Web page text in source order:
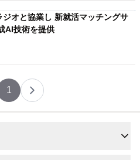
オと協業し 新就活マッチングサ
AI技術を提供
1